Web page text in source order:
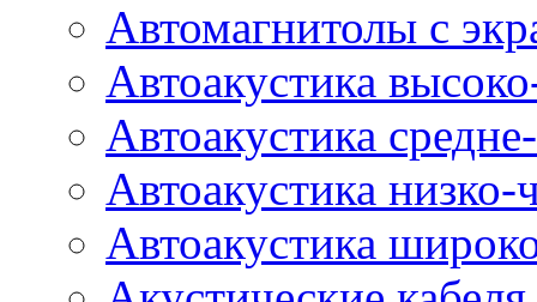
Автомагнитолы с
Автоакустика
Автоакустика
Автоакустика низко-
Автоакустика